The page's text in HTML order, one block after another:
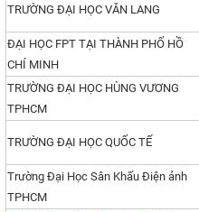
TRƯỜNG ĐẠI HỌC VĂN LANG
ĐẠI HỌC FPT TẠI THÀNH PHỐ HỒ
CHÍ MINH
TRƯỜNG ĐẠI HỌC HÙNG VƯƠNG
TPHCM
TRƯỜNG ĐẠI HỌC QUỐC TẾ
Trường Đại Học Sân Khấu Điện ảnh
TPHCM